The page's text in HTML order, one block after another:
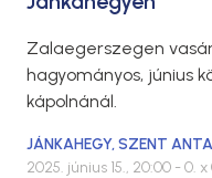
Zalaegerszegen
hagyományos, június
kápolnánál.
JÁNKAHEGY,SZENT
2025. június 15., 20:00 - 0. x